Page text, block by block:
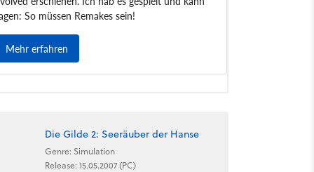
Die Gilde 2: Seeräuber der Hanse
Genre: Simulation
Release: 15.05.2007 (PC)